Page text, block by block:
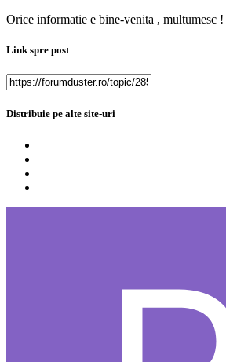
Orice informatie e bine-venita , multumesc !
Link spre post
Distribuie pe alte site-uri